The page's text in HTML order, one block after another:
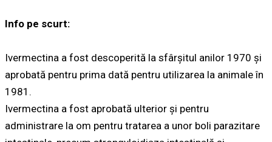
Info pe scurt:
Ivermectina a fost descoperită la sfârșitul anilor 1970 și
aprobată pentru prima dată pentru utilizarea la animale în
1981.
Ivermectina a fost aprobată ulterior și pentru
administrare la om pentru tratarea a unor boli parazitare